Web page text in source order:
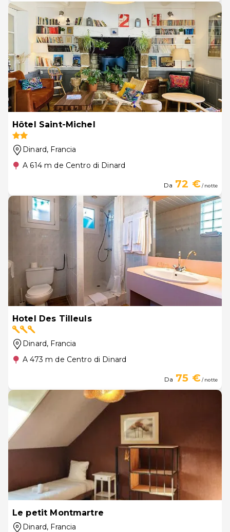
Hôtel Saint-Michel
Dinard, Francia
A 614 m de Centro di Dinard
Da 72 €/ notte
Hotel Des Tilleuls
Dinard, Francia
A 473 m de Centro di Dinard
Da 75 €/ notte
Le petit Montmartre
Dinard, Francia